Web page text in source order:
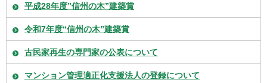
平成28年度”信州の木”建築賞
令和7年度“信州の木”建築賞
古民家再生の専門家の公表について
マンション管理適正化支援法人の登録について